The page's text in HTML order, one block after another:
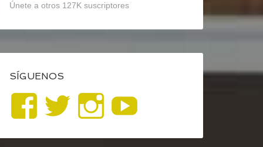
Únete a otros 127K suscriptores
SÍGUENOS
Ver
perfil
Ver
perfil
Ver
perfil